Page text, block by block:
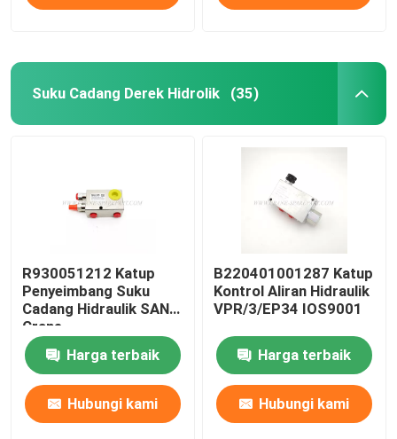
Suku Cadang Derek Hidrolik (35)
R930051212 Katup
Penyeimbang Suku
Cadang Hidraulik SANY
Crane
Harga terbaik
Hubungi kami
B220401001287 Katup
Kontrol Aliran Hidraulik
VPR/3/EP34 IOS9001
Harga terbaik
Hubungi kami